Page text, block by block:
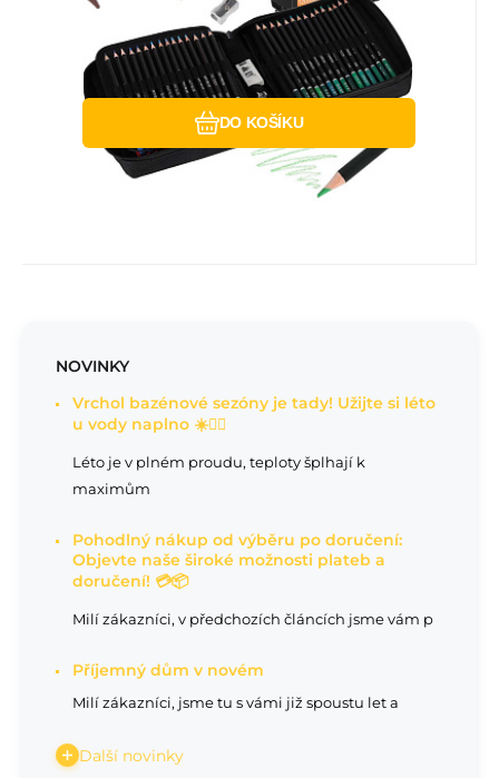
DO KOŠÍKU
Oblíbený
Porovnat
jádro 3 mm, pastelky vyrobené z odolného
dřeva, pohodlné pouzdro, guma a
ořezávátko v sadě - komplet pro náročné
NOVINKY
Vrchol bazénové sezóny je tady! Užijte si léto
u vody naplno ☀️🏊‍♂️
Léto je v plném proudu, teploty šplhají k
maximům
Pohodlný nákup od výběru po doručení:
Objevte naše široké možnosti plateb a
doručení! 💳📦
Milí zákazníci, v předchozích článcích jsme vám p
Příjemný dům v novém
Milí zákazníci, jsme tu s vámi již spoustu let a
Další novinky